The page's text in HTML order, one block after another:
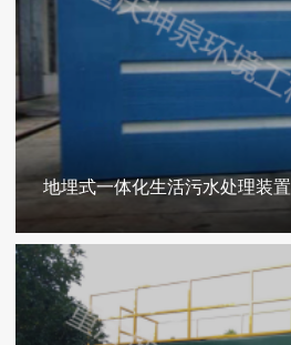
地埋式一体化生活污水处理装置